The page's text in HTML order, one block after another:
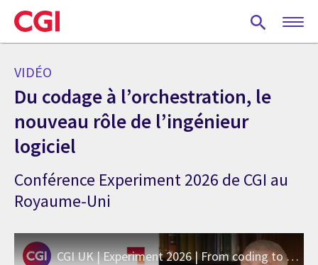
Skip
to
main
VIDÉO
Du codage à l’orchestration, le
nouveau rôle de l’ingénieur
logiciel
Conférence Experiment 2026 de CGI au
Royaume-Uni
CGI UK | Experiment 2026 | From coding to orchestration, the new role of the software engineer